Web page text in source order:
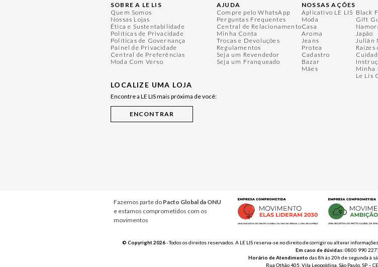
SOBRE A LE LIS
Quem Somos
Nossas Lojas
Ética e Sustentabilidade
Políticas de Privacidade
Políticas de Governança
Painel de Privacidade
Central de Preferências
Moda Com Verso
LOCALIZE UMA LOJA
Encontre a LE LIS mais próxima de você:
AJUDA
Compre pelo WhatsApp
Perguntas Frequentes
Central de Relacionamento
Minha Conta
Trocas e Devoluções
Regulamentos
Seja um Revendedor
Seja um Franqueado
NOSSAS AÇÕES
Aplicativo LE LIS
Moda
Casa
Aroma
Jeans
Protea
Cadastro
Bazar
Mães
Black
Gift
Japão
Julián
Raízes
Minha
Le Lis
Fazemos parte do Pacto Global da ONU
e estamos comprometidos com os
movimentos
© Copyright 2026- Todos os direitos reservados. A LE LIS reserva-se no direito de corrigir ou alterar
Em caso de dúvidas: 0800 990
Horário de Atendimento das 8h às 20h de segunda à
Rua Othão 405, Vila Leopoldina, São Paulo, SP –